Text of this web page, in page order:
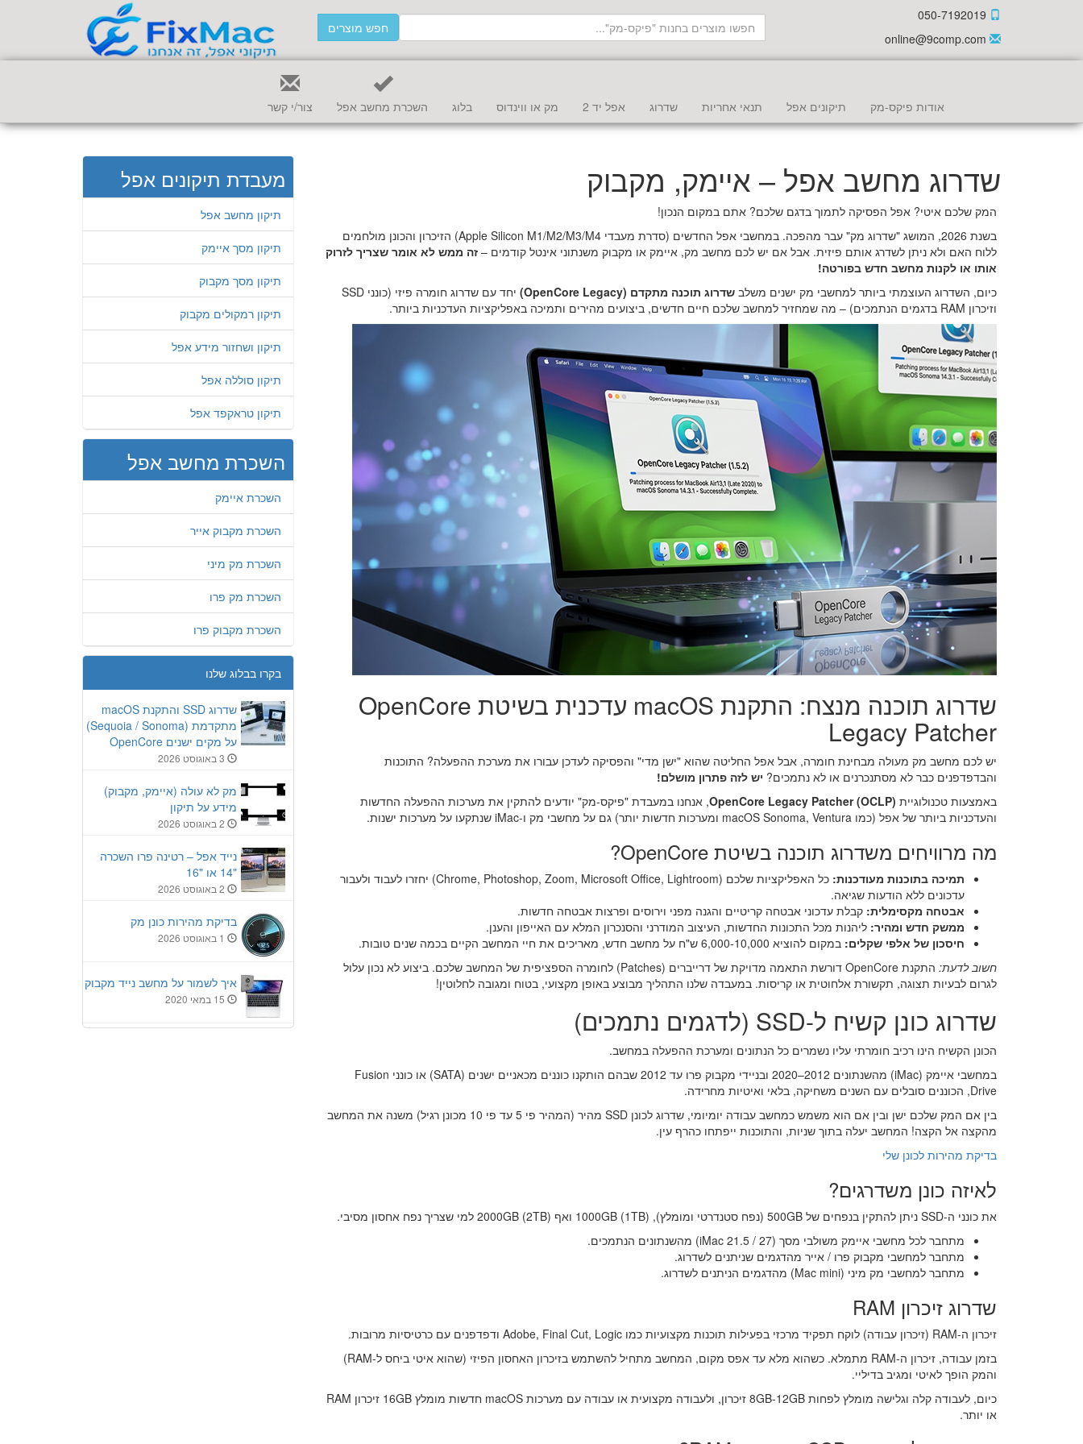
חפש מוצרים
online@9comp.com
אודות פיקס-מק תיקונים אפל תנאי אחריות שדרוג אפל יד 2 מק או ווינדוס בלוג השכרת מחשב אפל צור/י קשר
שדרוג מחשב אפל – איימק, מקבוק
המק שלכם איטי? אפל הפסיקה לתמוך בדגם שלכם? אתם במקום הנכון!
בשנת 2026, המושג "שדרוג מק" עבר מהפכה. במחשבי אפל החדשים (סדרת מעבדי Apple Silicon M1/M2/M3/M4) הזיכרון והכונן מולחמים
ללוח האם ולא ניתן לשדרג אותם פיזית. אבל אם יש לכם מחשב מק, איימק או מקבוק משנתוני אינטל קודמים – זה ממש לא אומר שצריך לזרוק
אותו או לקנות מחשב חדש בפורטה!
כיום, השדרוג העוצמתי ביותר למחשבי מק ישנים משלב שדרוג תוכנה מתקדם (OpenCore Legacy)
יחד עם שדרוג חומרה פיזי (כונני SSD
וזיכרון RAM בדגמים הנתמכים) – מה שמחזיר למחשב שלכם חיים חדשים, ביצועים מהירים ותמיכה באפליקציות העדכניות ביותר.
שדרוג תוכנה מנצח: התקנת macOS עדכנית בשיטת OpenCore
Legacy Patcher
יש לכם מחשב מק מעולה מבחינת חומרה, אבל אפל החליטה שהוא "ישן מדי" והפסיקה לעדכן עבורו את מערכת ההפעלה? התוכנות
והבדפדפנים כבר לא מסתנכרנים או לא נתמכים? יש לזה פתרון מושלם!
באמצעות טכנולוגיית OpenCore Legacy Patcher (OCLP), אנחנו במעבדת "פיקס-מק" יודעים להתקין את מערכות ההפעלה החדשות
והעדכניות ביותר של אפל (כמו macOS Sonoma, Ventura ומערכות חדשות יותר) גם על מחשבי מק ו-iMac שנתקעו על מערכות ישנות.
מה מרוויחים משדרוג תוכנה בשיטת OpenCore?
תמיכה בתוכנות מעודכנות:
כל האפליקציות שלכם (Chrome, Photoshop, Zoom, Microsoft Office, Lightroom) יחזרו לעבוד ולעבור
עדכונים ללא הודעות שגיאה.
אבטחה מקסימלית: קבלת עדכוני אבטחה קריטיים והגנה מפני וירוסים ופרצות אבטחה חדשות.
ממשק חדש ומהיר: ליהנות מכל התכונות החדשות, העיצוב המודרני והסנכרון המלא עם האייפון והענן.
חיסכון של אלפי שקלים: במקום להוציא 6,000-10,000 ש"ח על מחשב חדש, מאריכים את חיי המחשב הקיים בכמה שנים טובות.
חשוב לדעת:
התקנת OpenCore דורשת התאמה מדויקת של דרייברים (Patches) לחומרה הספציפית של המחשב שלכם. ביצוע לא נכון עלול
לגרום לבעיות תצוגה, תקשורת אלחוטית או קריסות. במעבדה שלנו התהליך מבוצע באופן מקצועי, בטוח ומגובה לחלוטין!
שדרוג כונן קשיח ל-SSD (לדגמים נתמכים)
הכונן הקשיח הינו רכיב חומרתי עליו נשמרים כל הנתונים ומערכת ההפעלה במחשב.
במחשבי איימק (iMac) מהשנתונים 2012–2020 ובניידי מקבוק פרו עד 2012 שבהם הותקנו כוננים מכאניים ישנים (SATA) או כונני Fusion
Drive, הכוננים סובלים עם השנים משחיקה, בלאי ואיטיות מחרידה.
בין אם המק שלכם ישן ובין אם הוא משמש כמחשב עבודה יומיומי, שדרוג לכונן SSD מהיר (המהיר פי 5 עד פי 10 מכונן רגיל) משנה את המחשב
מהקצה אל הקצה! המחשב יעלה בתוך שניות, והתוכנות ייפתחו כהרף עין.
בדיקת מהירות לכונן שלי
לאיזה כונן משדרגים?
את כונני ה-SSD ניתן להתקין בנפחים של 500GB (נפח סטנדרטי ומומלץ), 1000GB (1TB) ואף 2000GB (2TB) למי שצריך נפח אחסון מסיבי.
מתחבר לכל מחשבי איימק משולבי מסך (iMac 21.5 / 27) מהשנתונים הנתמכים.
מתחבר למחשבי מקבוק פרו / אייר מהדגמים שניתנים לשדרוג.
מתחבר למחשבי מק מיני (Mac mini) מהדגמים הניתנים לשדרוג.
שדרוג זיכרון RAM
זיכרון ה-RAM (זיכרון עבודה) לוקח תפקיד מרכזי בפעילות תוכנות מקצועיות כמו Adobe, Final Cut, Logic ודפדפנים עם כרטיסיות מרובות.
בזמן עבודה, זיכרון ה-RAM מתמלא. כשהוא מלא עד אפס מקום, המחשב מתחיל להשתמש בזיכרון האחסון הפיזי (שהוא איטי ביחס ל-RAM)
והמק הופך לאיטי ומגיב בדיליי.
כיום, לעבודה קלה וגלישה מומלץ לפחות 8GB-12GB זיכרון, ולעבודה מקצועית או עבודה עם מערכות macOS חדשות מומלץ 16GB זיכרון RAM
או יותר.
מעבדת תיקונים אפל
תיקון מחשב אפל
תיקון מסך איימק
תיקון מסך מקבוק
תיקון רמקולים מקבוק
תיקון ושחזור מידע אפל
תיקון סוללה אפל
תיקון טראקפד אפל
השכרת מחשב אפל
השכרת איימק
השכרת מקבוק אייר
השכרת מק מיני
השכרת מק פרו
השכרת מקבוק פרו
בקרו בבלוג שלנו
שדרוג SSD והתקנת macOS
מתקדמת (Sequoia / Sonoma)
על מקים ישנים OpenCore
מק לא עולה (איימק, מקבוק)
מידע על תיקון
נייד אפל – רטינה פרו השכרה
"14 או "16
בדיקת מהירות כונן מק
איך לשמור על מחשב נייד מקבוק